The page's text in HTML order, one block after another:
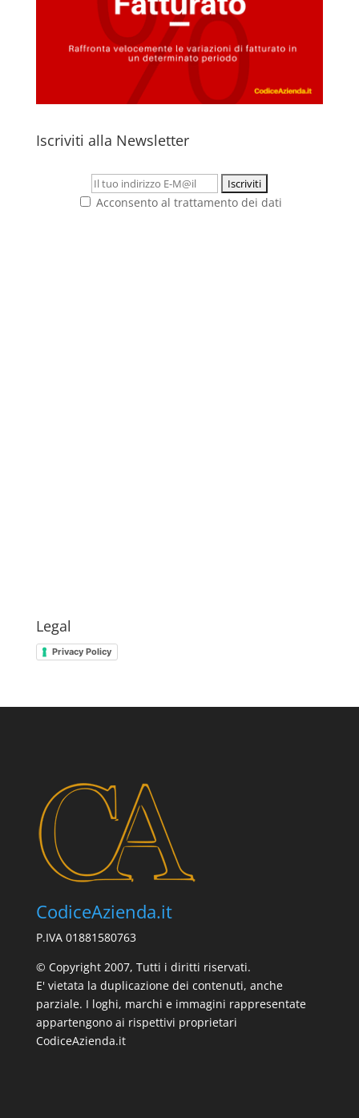
Iscriviti alla Newsletter
Acconsento al trattamento dei dati
Legal
Privacy Policy
CodiceAzienda.it
P.IVA 01881580763
© Copyright 2007, Tutti i diritti riservati.
E' vietata la duplicazione dei contenuti, anche
parziale. I loghi, marchi e immagini rappresentate
appartengono ai rispettivi proprietari
CodiceAzienda.it